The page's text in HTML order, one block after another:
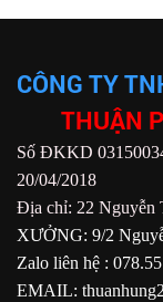
CÔNG TY
THUẬN
Số ĐKKD
20/04/2018
Địa chỉ: 22 Nguyễn
XƯỞNG: 9/2
Zalo liên hệ :
EMAIL: